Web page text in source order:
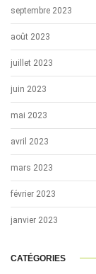
septembre 2023
août 2023
juillet 2023
juin 2023
mai 2023
avril 2023
mars 2023
février 2023
janvier 2023
CATÉGORIES